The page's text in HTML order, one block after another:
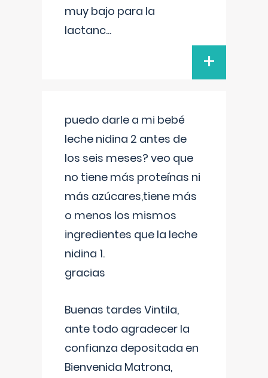
muy bajo para la
lactanc...
+
puedo darle a mi bebé
leche nidina 2 antes de
los seis meses? veo que
no tiene más proteínas ni
más azúcares,tiene más
o menos los mismos
ingredientes que la leche
nidina 1.
gracias
Buenas tardes Vintila,
ante todo agradecer la
confianza depositada en
Bienvenida Matrona,